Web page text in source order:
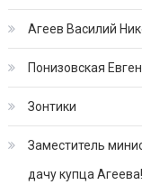
Агеев Василий
Понизовская
Зонтики
Заместитель
дачу купца Агеева!